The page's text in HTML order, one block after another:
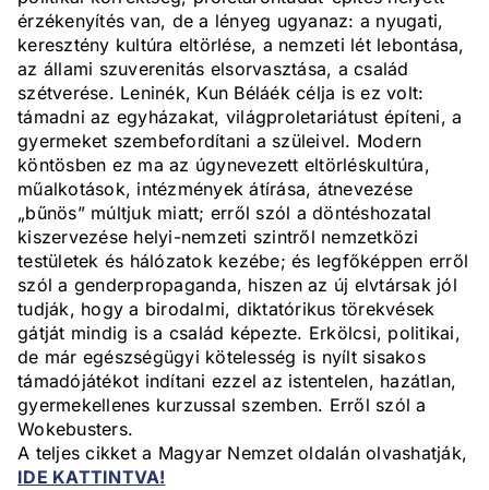
érzékenyítés van, de a lényeg ugyanaz: a nyugati,
keresztény kultúra eltörlése, a nemzeti lét lebontása,
az állami szuverenitás elsorvasztása, a család
szétverése. Leninék, Kun Béláék célja is ez volt:
támadni az egyházakat, világproletariátust építeni, a
gyermeket szembefordítani a szüleivel. Modern
köntösben ez ma az úgynevezett eltörléskultúra,
műalkotások, intézmények átírása, átnevezése
„bűnös” múltjuk miatt; erről szól a döntéshozatal
kiszervezése helyi-nemzeti szintről nemzetközi
testületek és hálózatok kezébe; és legfőképpen erről
szól a genderpropaganda, hiszen az új elvtársak jól
tudják, hogy a birodalmi, diktatórikus törekvések
gátját mindig is a család képezte. Erkölcsi, politikai,
de már egészségügyi kötelesség is nyílt sisakos
támadójátékot indítani ezzel az istentelen, hazátlan,
gyermekellenes kurzussal szemben. Erről szól a
Wokebusters.
A teljes cikket a Magyar Nemzet oldalán olvashatják,
IDE KATTINTVA!